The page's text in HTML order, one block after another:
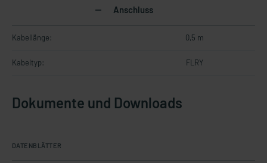
Anschluss
Kabellänge: 0,5 m
Kabeltyp: FLRY
Dokumente und Downloads
DATENBLÄTTER